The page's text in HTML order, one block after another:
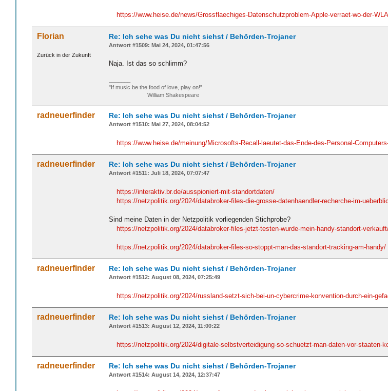
https://www.heise.de/news/Grossflaechiges-Datenschutzproblem-Apple-verraet-wo-der-
Florian
Zurück in der Zukunft
Re: Ich sehe was Du nicht siehst / Behörden-Trojaner
Antwort #1509: Mai 24, 2024, 01:47:56
Naja. Ist das so schlimm?
"If music be the food of love, play on!”
William Shakespeare
radneuerfinder Re: Ich sehe was Du nicht siehst / Behörden-Trojaner
Antwort #1510: Mai 27, 2024, 08:04:52
https://www.heise.de/meinung/Microsofts-Recall-laeutet-das-Ende-des-Personal-
radneuerfinder Re: Ich sehe was Du nicht siehst / Behörden-Trojaner
Antwort #1511: Juli 18, 2024, 07:07:47
https://interaktiv.br.de/ausspioniert-mit-standortdaten/
https://netzpolitik.org/2024/databroker-files-die-grosse-datenhaendler-recherche-im-
Sind meine Daten in der Netzpolitik vorliegenden Stichprobe?
https://netzpolitik.org/2024/databroker-files-jetzt-testen-wurde-mein-handy-standort-
https://netzpolitik.org/2024/databroker-files-so-stoppt-man-das-standort-tracking-am-handy/
radneuerfinder Re: Ich sehe was Du nicht siehst / Behörden-Trojaner
Antwort #1512: August 08, 2024, 07:25:49
https://netzpolitik.org/2024/russland-setzt-sich-bei-un-cybercrime-konvention-durch-ein-
radneuerfinder Re: Ich sehe was Du nicht siehst / Behörden-Trojaner
Antwort #1513: August 12, 2024, 11:00:22
https://netzpolitik.org/2024/digitale-selbstverteidigung-so-schuetzt-man-daten-vor-staaten-
radneuerfinder Re: Ich sehe was Du nicht siehst / Behörden-Trojaner
Antwort #1514: August 14, 2024, 12:37:47